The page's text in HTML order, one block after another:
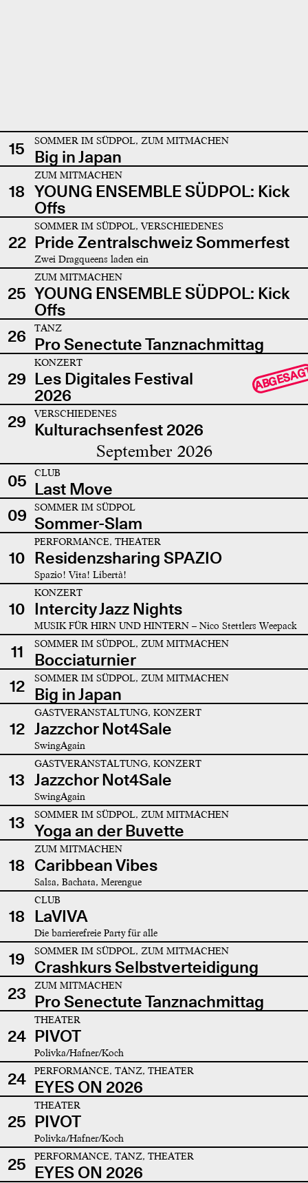
15 SOMMER IM SÜDPOL, ZUM MITMACHEN
Big in Japan
18
ZUM MITMACHEN
YOUNG ENSEMBLE SÜDPOL: Kick
Offs
22
SOMMER IM SÜDPOL, VERSCHIEDENES
Pride Zentralschweiz Sommerfest
Zwei Dragqueens laden ein
25
ZUM MITMACHEN
YOUNG ENSEMBLE SÜDPOL: Kick
Offs
26
TANZ
Pro Senectute Tanznachmittag
29
KONZERT
Les Digitales Festival
2026
29 VERSCHIEDENES
Kulturachsenfest 2026
September 2026
05 CLUB
Last Move
09
SOMMER IM SÜDPOL
Sommer-Slam
10
PERFORMANCE, THEATER
Residenzsharing SPAZIO
Spazio! Vita! Libertà!
10
KONZERT
Intercity Jazz Nights
MUSIK FÜR HIRN UND HINTERN – Nico Stettlers Weepack
11 SOMMER IM SÜDPOL, ZUM MITMACHEN
Bocciaturnier
12
SOMMER IM SÜDPOL, ZUM MITMACHEN
Big in Japan
12
GASTVERANSTALTUNG, KONZERT
Jazzchor Not4Sale
SwingAgain
13
GASTVERANSTALTUNG, KONZERT
Jazzchor Not4Sale
SwingAgain
13 SOMMER IM SÜDPOL, ZUM MITMACHEN
Yoga an der Buvette
18
ZUM MITMACHEN
Caribbean Vibes
Salsa, Bachata, Merengue
18
CLUB
LaVIVA
Die barrierefreie Party für alle
19 SOMMER IM SÜDPOL, ZUM MITMACHEN
Crashkurs Selbstverteidigung
23
ZUM MITMACHEN
Pro Senectute Tanznachmittag
24
THEATER
PIVOT
Polivka/Hafner/Koch
24 PERFORMANCE, TANZ, THEATER
EYES ON 2026
25
THEATER
PIVOT
Polivka/Hafner/Koch
25 PERFORMANCE, TANZ, THEATER
EYES ON 2026